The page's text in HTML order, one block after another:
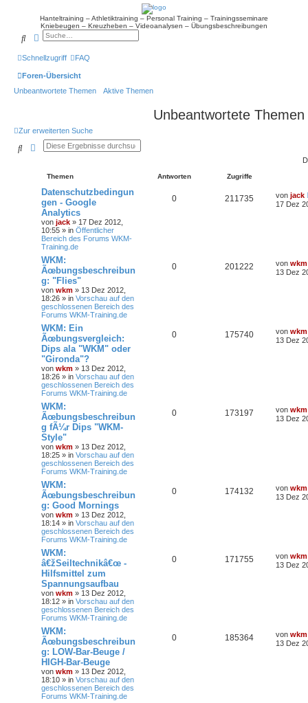
Hanteltraining – Athletiktraining – Personal Training – Trainingsseminare
Kniebeugen – Kreuzheben – Videoanalysen – Übungsbeschreibungen
SucheErweiterte Suche
Schnellzugriff FAQ
Foren-Übersicht
Unbeantwortete Themen
Aktive Themen
Unbeantwortete Themen
Zur erweiterten Suche
SucheErweiterte Suche
Themen Antworten Zugriffe
Datenschutzbedingun
gen - Google
Analytics
von jack » 17 Dez 2012,
10:55 » in Öffentlicher
Bereich des Forums WKM-
Training.de
0 211735 von jack
17 Dez
WKM:
Ãœbungsbeschreibun
g: "Flies"
von wkm » 13 Dez 2012,
18:26 » in Vorschau auf den
geschlossenen Bereich des
Forums WKM-Training.de
0 201222 von wkm
13 Dez
WKM: Ein
Ãœbungsvergleich:
Dips ala "WKM" oder
"Gironda"?
von wkm » 13 Dez 2012,
18:26 » in Vorschau auf den
geschlossenen Bereich des
Forums WKM-Training.de
0 175740 von wkm
13 Dez
WKM:
Ãœbungsbeschreibun
g fÃ¼r Dips "WKM-
Style"
von wkm » 13 Dez 2012,
18:25 » in Vorschau auf den
geschlossenen Bereich des
Forums WKM-Training.de
0 173197 von wkm
13 Dez
WKM:
Ãœbungsbeschreibun
g: Good Mornings
von wkm » 13 Dez 2012,
18:14 » in Vorschau auf den
geschlossenen Bereich des
Forums WKM-Training.de
0 174132 von wkm
13 Dez
WKM:
â€žSeiltechnikâ€œ -
Hilfsmittel zum
Spannungsaufbau
von wkm » 13 Dez 2012,
18:12 » in Vorschau auf den
geschlossenen Bereich des
Forums WKM-Training.de
0 171755 von wkm
13 Dez
WKM:
Ãœbungsbeschreibun
g: LOW-Bar-Beuge /
HIGH-Bar-Beuge
von wkm » 13 Dez 2012,
18:10 » in Vorschau auf den
geschlossenen Bereich des
Forums WKM-Training.de
0 185364 von wkm
13 Dez